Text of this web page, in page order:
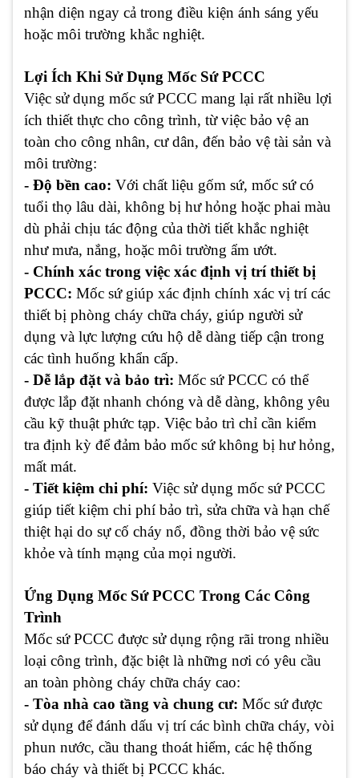
nhận diện ngay cả trong điều kiện ánh sáng yếu
hoặc môi trường khắc nghiệt.
Lợi Ích Khi Sử Dụng Mốc Sứ PCCC
Việc sử dụng mốc sứ PCCC mang lại rất nhiều lợi
ích thiết thực cho công trình, từ việc bảo vệ an
toàn cho công nhân, cư dân, đến bảo vệ tài sản và
môi trường:
- Độ bền cao: Với chất liệu gốm sứ, mốc sứ có
tuổi thọ lâu dài, không bị hư hỏng hoặc phai màu
dù phải chịu tác động của thời tiết khắc nghiệt
như mưa, nắng, hoặc môi trường ẩm ướt.
- Chính xác trong việc xác định vị trí thiết bị
PCCC: Mốc sứ giúp xác định chính xác vị trí các
thiết bị phòng cháy chữa cháy, giúp người sử
dụng và lực lượng cứu hộ dễ dàng tiếp cận trong
các tình huống khẩn cấp.
- Dễ lắp đặt và bảo trì: Mốc sứ PCCC có thể
được lắp đặt nhanh chóng và dễ dàng, không yêu
cầu kỹ thuật phức tạp. Việc bảo trì chỉ cần kiểm
tra định kỳ để đảm bảo mốc sứ không bị hư hỏng,
mất mát.
- Tiết kiệm chi phí: Việc sử dụng mốc sứ PCCC
giúp tiết kiệm chi phí bảo trì, sửa chữa và hạn chế
thiệt hại do sự cố cháy nổ, đồng thời bảo vệ sức
khỏe và tính mạng của mọi người.
Ứng Dụng Mốc Sứ PCCC Trong Các Công
Trình
Mốc sứ PCCC được sử dụng rộng rãi trong nhiều
loại công trình, đặc biệt là những nơi có yêu cầu
an toàn phòng cháy chữa cháy cao:
- Tòa nhà cao tầng và chung cư: Mốc sứ được
sử dụng để đánh dấu vị trí các bình chữa cháy, vòi
phun nước, cầu thang thoát hiểm, các hệ thống
báo cháy và thiết bị PCCC khác.